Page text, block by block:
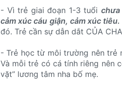
- Vì trẻ giai đoạn 1-3 tuổi
cảm xúc cáu giận, cảm xúc tiêu.
đó. Trẻ cần sự dẫn dắt CỦA
- Trẻ học từ môi trường nên trẻ
Và mỗi trẻ có cá tính riêng nên
vặt” lương tâm nha bố mẹ.